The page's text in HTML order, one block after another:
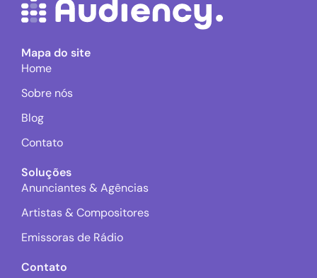
Mapa do site
Home
Sobre nós
Blog
Contato
Soluções
Anunciantes & Agências
Artistas & Compositores
Emissoras de Rádio
Contato